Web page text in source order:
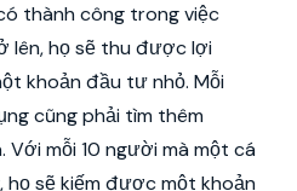
thành công trong việc
lên, họ sẽ thu được lợi
khoản đầu tư nhỏ. Mỗi
cũng phải tìm thêm
mỗi 10 người mà một cá
sẽ kiếm được một khoản